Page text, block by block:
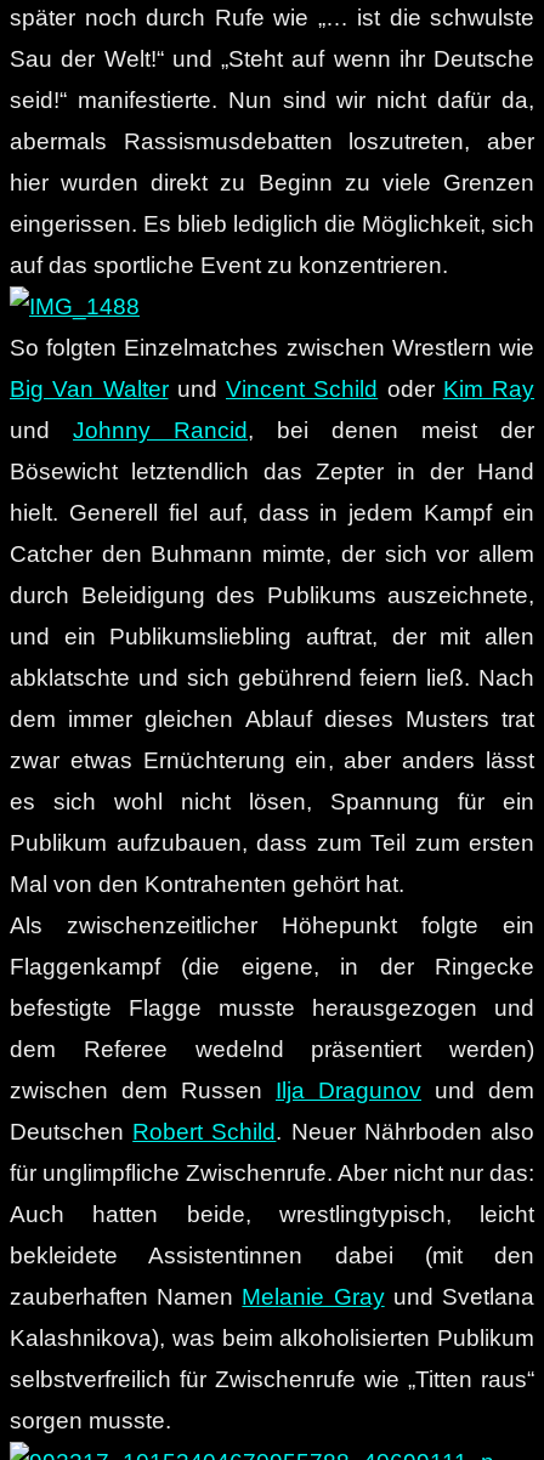
später noch durch Rufe wie „… ist die schwulste
Sau der Welt!“ und „Steht auf wenn ihr Deutsche
seid!“ manifestierte. Nun sind wir nicht dafür da,
abermals Rassismusdebatten loszutreten, aber
hier wurden direkt zu Beginn zu viele Grenzen
eingerissen. Es blieb lediglich die Möglichkeit, sich
auf das sportliche Event zu konzentrieren.
So folgten Einzelmatches zwischen Wrestlern wie
Big Van Walterund Vincent Schild oder Kim Ray
und Johnny Rancid, bei denen meist der
Bösewicht letztendlich das Zepter in der Hand
hielt. Generell fiel auf, dass in jedem Kampf ein
Catcher den Buhmann mimte, der sich vor allem
durch Beleidigung des Publikums auszeichnete,
und ein Publikumsliebling auftrat, der mit allen
abklatschte und sich gebührend feiern ließ. Nach
dem immer gleichen Ablauf dieses Musters trat
zwar etwas Ernüchterung ein, aber anders lässt
es sich wohl nicht lösen, Spannung für ein
Publikum aufzubauen, dass zum Teil zum ersten
Mal von den Kontrahenten gehört hat.
Als zwischenzeitlicher Höhepunkt folgte ein
Flaggenkampf (die eigene, in der Ringecke
befestigte Flagge musste herausgezogen und
dem Referee wedelnd präsentiert werden)
zwischen dem Russen Ilja Dragunov und dem
Deutschen Robert Schild. Neuer Nährboden also
für unglimpfliche Zwischenrufe. Aber nicht nur das:
Auch hatten beide, wrestlingtypisch, leicht
bekleidete Assistentinnen dabei (mit den
zauberhaften Namen Melanie Grayund Svetlana
Kalashnikova), was beim alkoholisierten Publikum
selbstverfreilich für Zwischenrufe wie „Titten raus“
sorgen musste.